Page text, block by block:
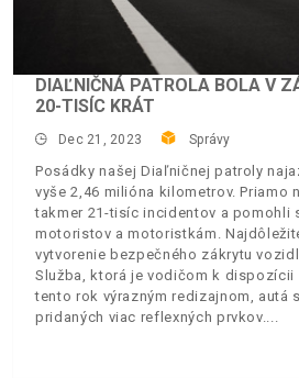
DIAĽNIČNÁ PATROLA BOLA V
20-TISÍC KRÁT
Dec 21, 2023 Správy
Posádky našej Diaľničnej patroly
vyše 2,46 milióna kilometrov. Priamo
takmer 21-tisíc incidentov a pomohli
motoristov a motoristkám.
vytvorenie bezpečného zákrytu
Služba, ktorá je vodičom k dispozícii
tento rok výrazným redizajnom, autá
pridaných viac reflexných prvkov.